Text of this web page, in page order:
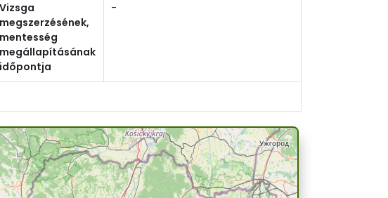
Vizsga
megszerzésének,
mentesség
megállapításának
időpontja
-